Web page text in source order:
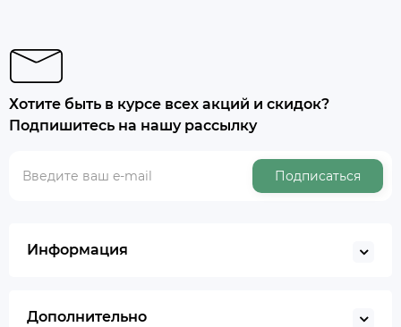
Хотите быть в курсе всех акций и скидок?
Подпишитесь на нашу рассылку
Подписаться
Информация
Дополнительно